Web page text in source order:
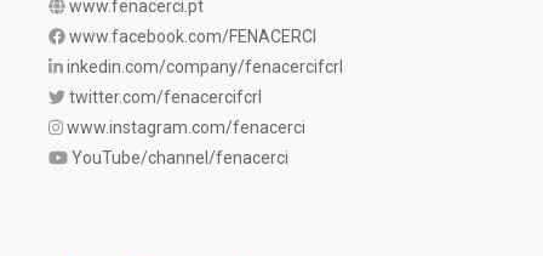
www.fenacerci.pt
www.facebook.com/FENACERCI
inkedin.com/company/fenacercifcrl
twitter.com/fenacercifcrl
www.instagram.com/fenacerci
YouTube/channel/fenacerci